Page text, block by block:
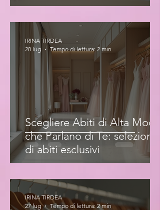
Scegliere Abiti di Alta Moda
che Parlano di Te: selezione
di abiti esclusivi
IRINA TIRDEA
28 lug
Tempo di lettura: 2 min
IRINA TIRDEA
27 lug
Tempo di lettura: 2 min